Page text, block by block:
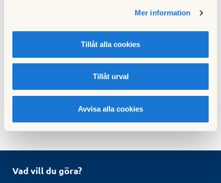
Mer information
Tillåt alla cookies
Tillåt urval
Avvisa alla cookies
08-608 68 00
Ni får en kostnadsfri rådgivning och offert – helt utan
Vad vill du göra?